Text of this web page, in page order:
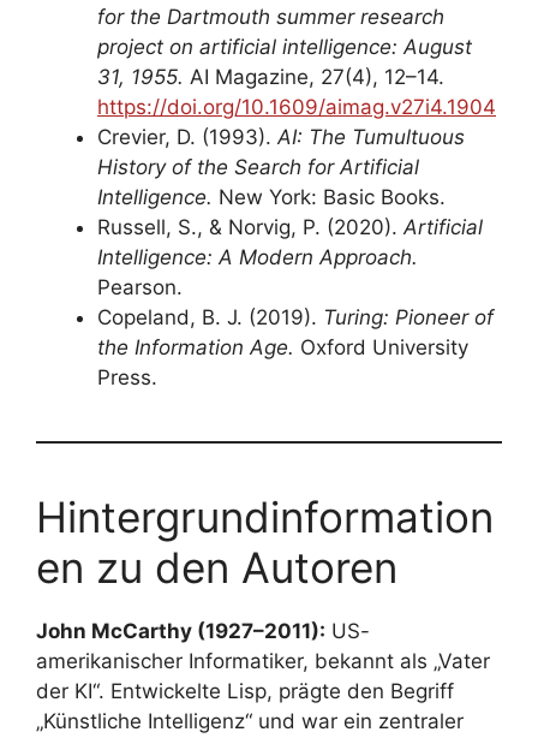
for the Dartmouth summer research
project on artificial intelligence: August
31, 1955. AI Magazine, 27(4), 12–14.
https://doi.org/10.1609/aimag.v27i4.1904
Crevier, D. (1993).AI: The Tumultuous
History of the Search for Artificial
Intelligence. New York: Basic Books.
Russell, S., & Norvig, P. (2020).Artificial
Intelligence: A Modern Approach.
Pearson.
Copeland, B. J. (2019). Turing: Pioneer of
the Information Age. Oxford University
Press.
Hintergrundinformation
en zu den Autoren
John McCarthy (1927–2011): US-
amerikanischer Informatiker, bekannt als „Vater
der KI“. Entwickelte Lisp, prägte den Begriff
„Künstliche Intelligenz“ und war ein zentraler